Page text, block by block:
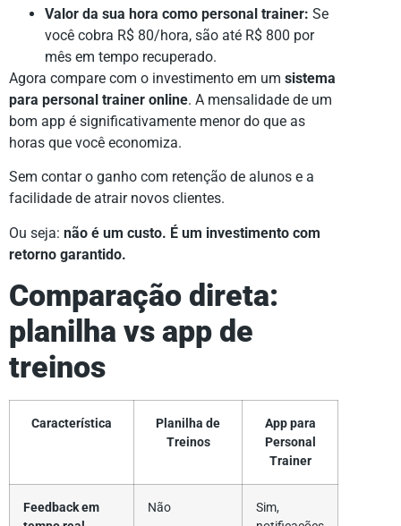
Valor da sua hora como personal trainer: Se
você cobra R$ 80/hora, são até R$ 800 por
mês em tempo recuperado.
Agora compare com o investimento em um sistema
para personal trainer online. A mensalidade de um
bom app é significativamente menor do que as
horas que você economiza.
Sem contar o ganho com retenção de alunos e a
facilidade de atrair novos clientes.
Ou seja: não é um custo. É um investimento com
retorno garantido.
Comparação direta:
planilha vs app de
treinos
Característica
Planilha de
Treinos
App para
Personal
Trainer
Feedback em
Não
Sim,